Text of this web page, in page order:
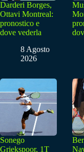
Darderi Borges,
Ottavi Montreal:
pronostico e
dove vederla
8 Agosto
2026
Sonego
Griekspoor, 1T